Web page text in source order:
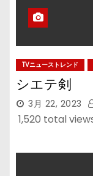
TVニューストレンド
シエテ剣
3月 22, 2023
1,520 total